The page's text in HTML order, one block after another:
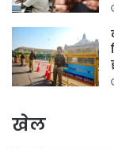
खेल